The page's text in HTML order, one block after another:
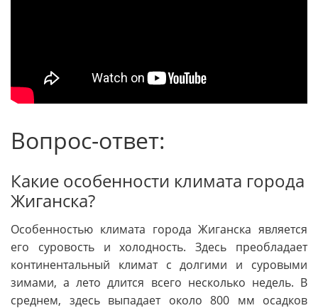
Вопрос-ответ:
Какие особенности климата города
Жиганска?
Особенностью климата города Жиганска является
его суровость и холодность. Здесь преобладает
континентальный климат с долгими и суровыми
зимами, а лето длится всего несколько недель. В
среднем, здесь выпадает около 800 мм осадков